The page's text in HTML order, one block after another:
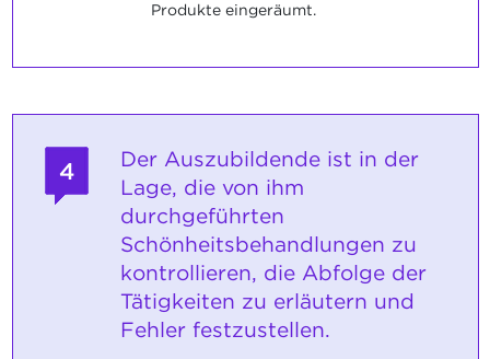
Produkte eingeräumt.
4
Der Auszubildende ist in der
Lage, die von ihm
durchgeführten
Schönheitsbehandlungen zu
kontrollieren, die Abfolge der
Tätigkeiten zu erläutern und
Fehler festzustellen.